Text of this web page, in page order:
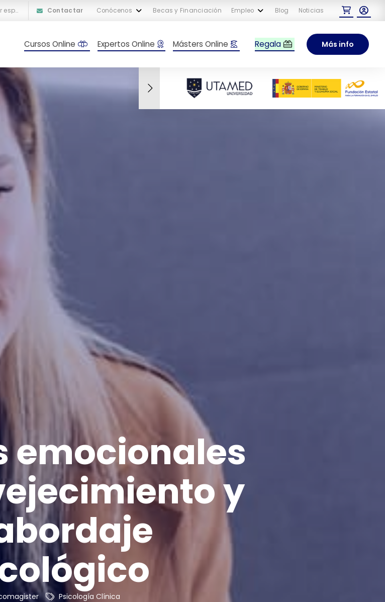
L-V: 10:00 a 18:00 (hora peninsular española) Contactar Conócenos Becas y Financiación Empleo Blog Noticias
Cursos Online Expertos Online Másters Online Regala Más info
emocionales
y
Psicología Clínica